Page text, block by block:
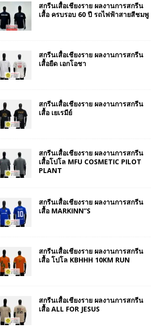
สกรีนเสื้อเชียงราย ผลงานการสกรีน
เสื้อ ครบรอบ 60 ปี รถไฟฟ้าสายสีชมพู
สกรีนเสื้อเชียงราย ผลงานการสกรีน
เสื้อยืด เอกโอชา
สกรีนเสื้อเชียงราย ผลงานการสกรีน
เสื้อ เยเรมีย์
สกรีนเสื้อเชียงราย ผลงานการสกรีน
เสื้อโปโล MFU COSMETIC PILOT
PLANT
สกรีนเสื้อเชียงราย ผลงานการสกรีน
เสื้อ MARKINN”S
สกรีนเสื้อเชียงราย ผลงานการสกรีน
เสื้อ โปโล KBHHH 10KM RUN
สกรีนเสื้อเชียงราย ผลงานการสกรีน
เสื้อ ALL FOR JESUS